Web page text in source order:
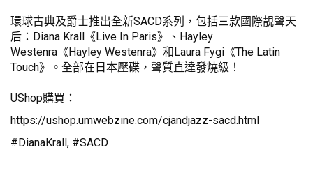
環球古典及爵士推出全新SACD系列，包括三款國際靚聲天
后：Diana Krall《Live In Paris》、Hayley
Westenra《Hayley Westenra》和Laura Fygi《The Latin
Touch》。全部在日本壓碟，聲質直達發燒級！
UShop購買：
https://ushop.umwebzine.com/cjandjazz-sacd.html
#DianaKrall, #SACD